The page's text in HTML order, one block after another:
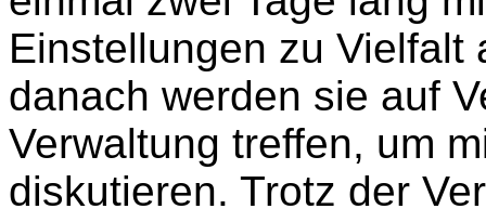
Einstellungen zu Vielfalt
danach werden sie auf
Verwaltung treffen, um
diskutieren. Trotz der